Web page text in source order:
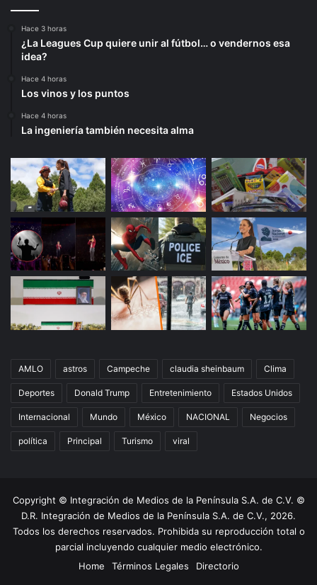
Hace 3 horas
¿La Leagues Cup quiere unir al fútbol… o vendernos esa
idea?
Hace 4 horas
Los vinos y los puntos
Hace 4 horas
La ingeniería también necesita alma
AMLO astros Campeche claudia sheinbaum Clima
Deportes Donald Trump Entretenimiento Estados Unidos
Internacional Mundo México NACIONAL Negocios
política Principal Turismo viral
Copyright © Integración de Medios de la Península S.A. de C.V. ©
D.R. Integración de Medios de la Península S.A. de C.V., 2026.
Todos los derechos reservados. Prohibida su reproducción total o
parcial incluyendo cualquier medio electrónico.
Home
Términos Legales Directorio